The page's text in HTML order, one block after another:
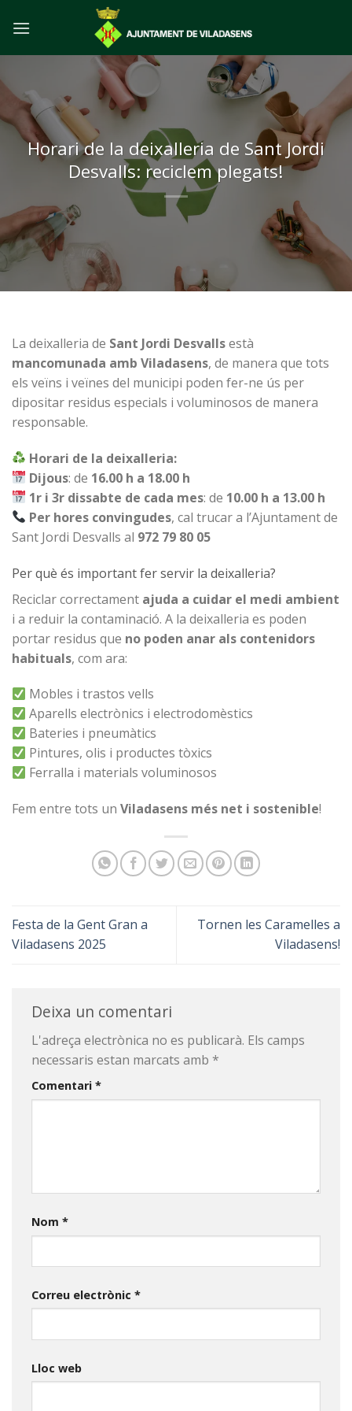
Horari de la deixalleria de Sant Jordi
Desvalls: reciclem plegats!
La deixalleria de Sant Jordi Desvallsestà
mancomunada amb Viladasens, de manera que tots
els veïns i veïnes del municipi poden fer-ne ús per
dipositar residus especials i voluminosos de manera
responsable.
Horari de la deixalleria:
Dijous: de 16.00 h a 18.00 h
1r i 3r dissabte de cada mes: de 10.00 h a 13.00 h
Per hores convingudes, cal trucar a l’Ajuntament de
Sant Jordi Desvalls al 972 79 80 05
Per què és important fer servir la deixalleria?
Reciclar correctament ajuda a cuidar el medi ambient
i a reduir la contaminació. A la deixalleria es poden
portar residus que no poden anar als contenidors
habituals, com ara:
Mobles i trastos vells
Aparells electrònics i electrodomèstics
Bateries i pneumàtics
Pintures, olis i productes tòxics
Ferralla i materials voluminosos
Fem entre tots un Viladasens més net i sostenible!
Festa de la Gent Gran a
Viladasens 2025
Tornen les Caramelles a
Viladasens!
Deixa un comentari
L'adreça electrònica no es publicarà. Els camps
necessaris estan marcats amb *
Comentari *
Nom *
Correu electrònic *
Lloc web